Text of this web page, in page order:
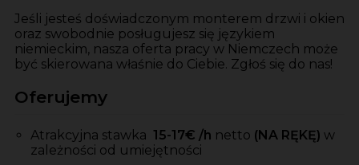
Jeśli jesteś doświadczonym monterem drzwi i okien
oraz swobodnie posługujesz się językiem
niemieckim, nasza oferta pracy w Niemczech może
być skierowana właśnie do Ciebie. Zgłoś się do nas!
Oferujemy
Atrakcyjna stawka 15-17€ /h netto (NA RĘKĘ) w
zależności od umiejętności